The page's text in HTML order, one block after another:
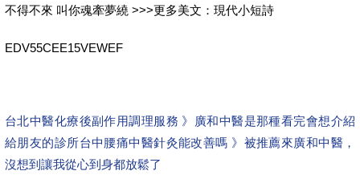
不得不來 叫你魂牽夢繞 >>>更多美文：現代小短詩
EDV55CEE15VEWEF
台北中醫化療後副作用調理服務 》廣和中醫是那種看完會想介紹
給朋友的診所台中腰痛中醫針灸能改善嗎 》被推薦來廣和中醫，
沒想到讓我從心到身都放鬆了